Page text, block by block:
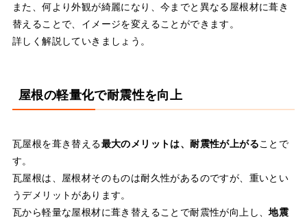
また、何より外観が綺麗になり、今までと異なる屋根材に葺き
替えることで、イメージを変えることができます。
詳しく解説していきましょう。
屋根の軽量化で耐震性を向上
瓦屋根を葺き替える最大のメリットは、耐震性が上がることで
す。
瓦屋根は、屋根材そのものは耐久性があるのですが、重いとい
うデメリットがあります。
瓦から軽量な屋根材に葺き替えることで耐震性が向上し、地震